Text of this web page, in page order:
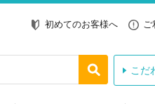
初めてのお客様へ
こだ